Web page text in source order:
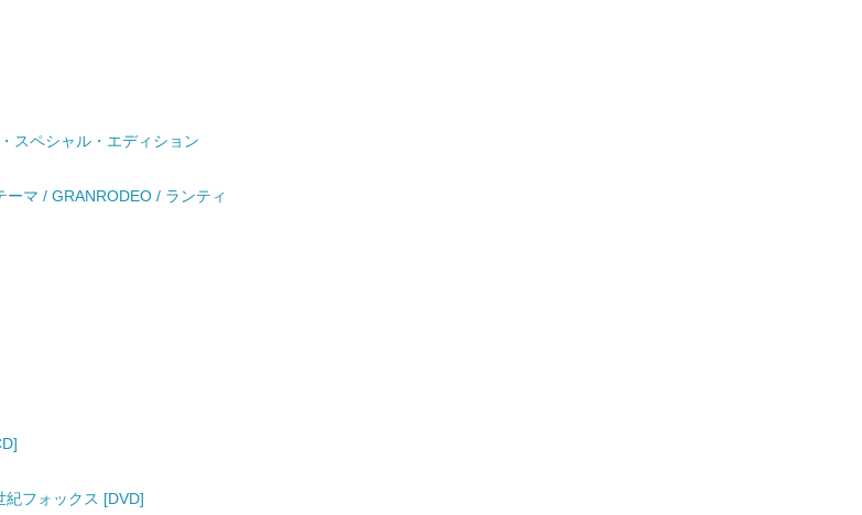
スペシャル・エディション
マ / GRANRODEO / ランティ
フォックス [DVD]